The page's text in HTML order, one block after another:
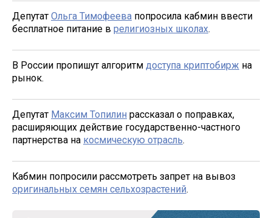
Депутат Ольга Тимофеева попросила кабмин ввести
бесплатное питание в религиозных школах.
В России пропишут алгоритм доступа криптобирж на
рынок.
Депутат Максим Топилин рассказал о поправках,
расширяющих действие государственно-частного
партнерства на космическую отрасль.
Кабмин попросили рассмотреть запрет на вывоз
оригинальных семян сельхозрастений.